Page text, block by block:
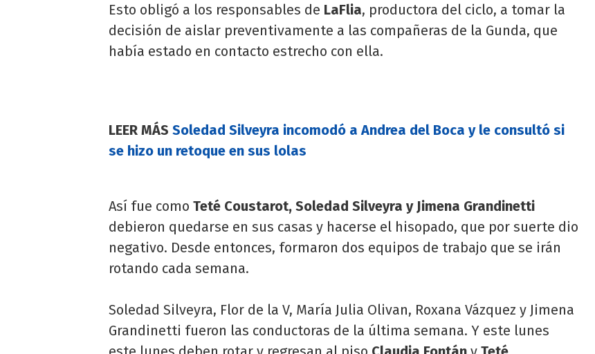
Esto obligó a los responsables de LaFlia, productora del ciclo, a tomar la
decisión de aislar preventivamente a las compañeras de la Gunda, que
había estado en contacto estrecho con ella.
LEER MÁS Soledad Silveyra incomodó a Andrea del Boca y le consultó si
se hizo un retoque en sus lolas
Así fue como Teté Coustarot, Soledad Silveyra y Jimena Grandinetti
debieron quedarse en sus casas y hacerse el hisopado, que por suerte dio
negativo. Desde entonces, formaron dos equipos de trabajo que se irán
rotando cada semana.
Soledad Silveyra, Flor de la V, María Julia Olivan, Roxana Vázquez y Jimena
Grandinetti fueron las conductoras de la última semana. Y este lunes